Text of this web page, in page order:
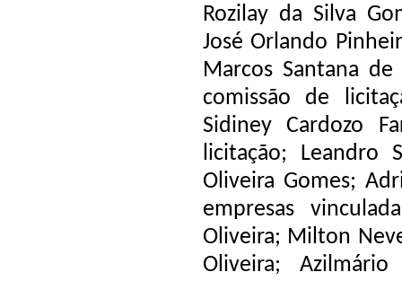
Rozilay da Silva
José Orlando
Marcos Santana
comissão de
Sidiney Cardozo
licitação; Leandro
Oliveira Gomes;
empresas
Oliveira; Milton
Oliveira;